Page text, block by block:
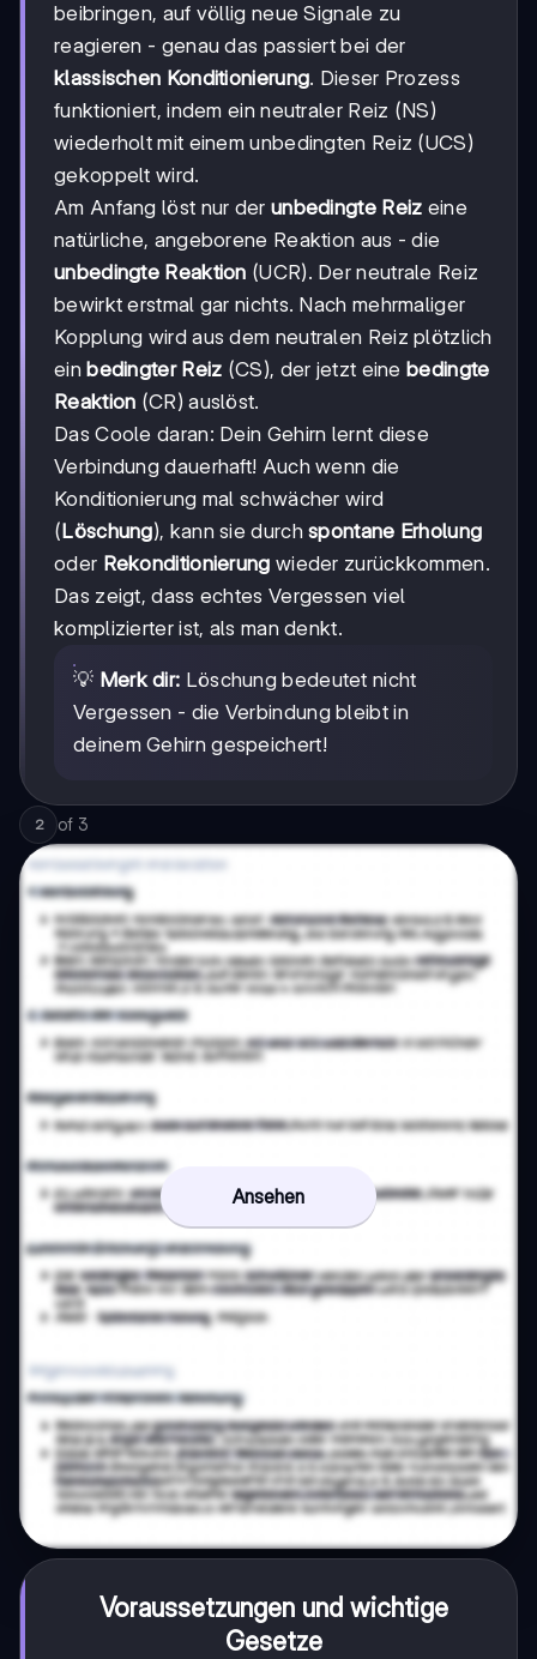
beibringen, auf völlig neue Signale zu
reagieren - genau das passiert bei der
klassischen Konditionierung. Dieser Prozess
funktioniert, indem ein neutraler Reiz (NS)
wiederholt mit einem unbedingten Reiz (UCS)
gekoppelt wird.
Am Anfang löst nur der unbedingte Reiz eine
natürliche, angeborene Reaktion aus - die
unbedingte Reaktion (UCR). Der neutrale Reiz
bewirkt erstmal gar nichts. Nach mehrmaliger
Kopplung wird aus dem neutralen Reiz plötzlich
ein bedingter Reiz (CS), der jetzt eine bedingte
Reaktion (CR) auslöst.
Das Coole daran: Dein Gehirn lernt diese
Verbindung dauerhaft! Auch wenn die
Konditionierung mal schwächer wird
(Löschung), kann sie durchspontane Erholung
oder Rekonditionierung wieder zurückkommen.
Das zeigt, dass echtes Vergessen viel
komplizierter ist, als man denkt.
💡 Merk dir: Löschung bedeutet nicht
Vergessen - die Verbindung bleibt in
deinem Gehirn gespeichert!
2 of 3
Ansehen
Voraussetzungen und wichtige
Gesetze